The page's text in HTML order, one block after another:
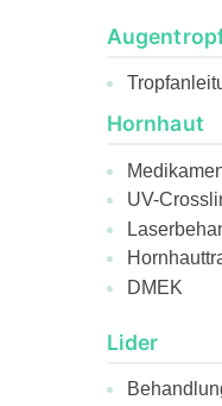
Hornhaut
UV-
DMEK
Lider